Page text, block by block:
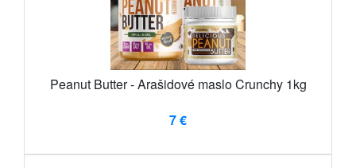
Peanut Butter - Arašidové maslo Crunchy 1kg
7 €